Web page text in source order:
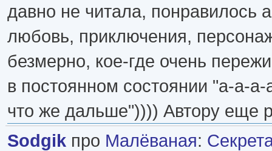
давно не читала, понравилось
любовь, приключения,
безмерно, кое-где очень
в постоянном состоянии "а-а-а-
что же дальше")))) Автору еще
Sodgik про Малёваная: